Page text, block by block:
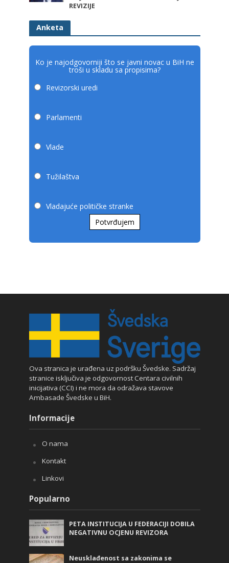
REVIZIJE
Anketa
Ko je najodgovorniji što se javni novac u BiH ne
troši u skladu sa propisima?
Revizorski uredi
Parlamenti
Vlade
Tužilaštva
Vladajuće političke stranke
Potvrđujem
Ova stranica je urađena uz podršku Švedske. Sadržaj
stranice isključiva je odgovornost Centara civilnih
inicijativa (CCI) i ne mora da odražava stavove
Ambasade Švedske u BiH.
Informacije
O nama
Kontakt
Linkovi
Popularno
PETA INSTITUCIJA U FEDERACIJI DOBILA
NEGATIVNU OCJENU REVIZORA
Neusklađenost sa zakonima se